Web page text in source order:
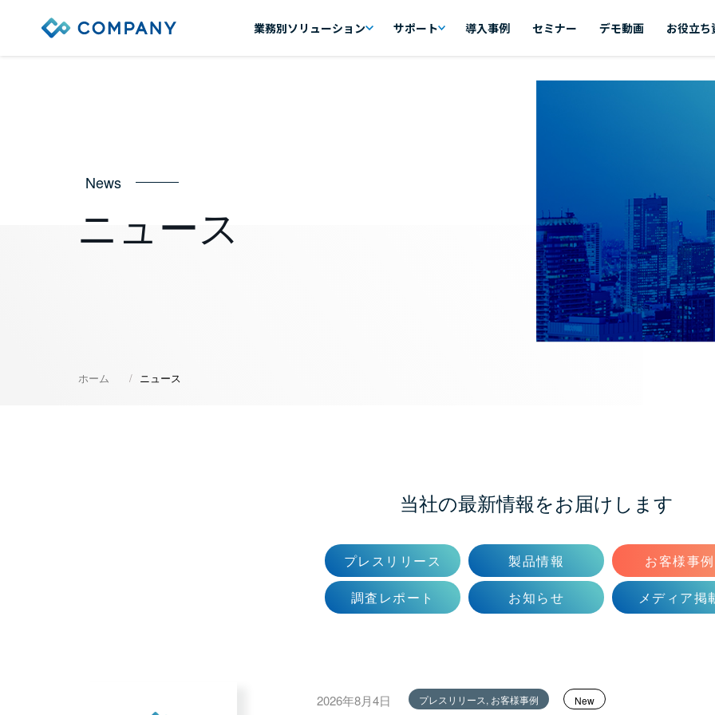
業務別ソリューション サポート 導入事例 セミナー デモ動画 お役立ち
News
ニュース
ホーム ニュース
当社の最新情報をお届けします
プレスリリース 製品情報
お客様事例
調査レポート
お知らせ メディア掲
2026年8月4日 プレスリリース, お客様事例 New